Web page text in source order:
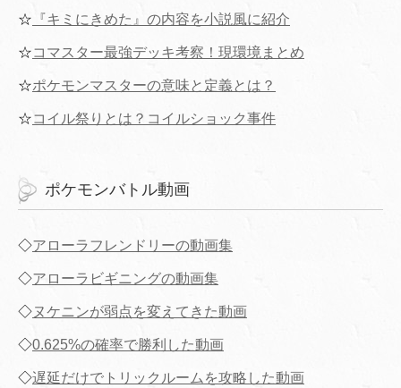
☆ 『キミにきめた』の内容を小説風に紹介
☆コマスター最強デッキ考察！現環境まとめ
☆ポケモンマスターの意味と定義とは？
☆コイル祭りとは？コイルショック事件
ポケモンバトル動画
◇アローラフレンドリーの動画集
◇アローラビギニングの動画集
◇ヌケニンが弱点を変えてきた動画
◇0.625%の確率で勝利した動画
◇遅延だけでトリックルームを攻略した動画